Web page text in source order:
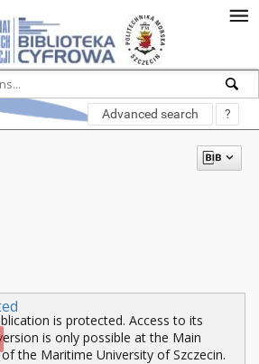
Advanced search ?
is protected. Access to its
is only possible at the Main
the Maritime University of Szczecin.